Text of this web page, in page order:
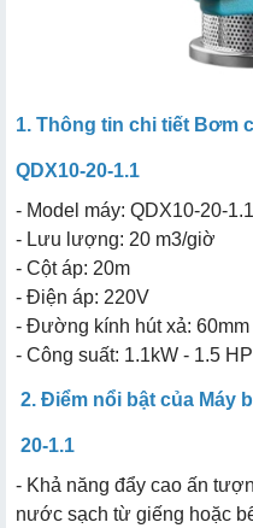
1. Thông tin chi tiết Bơm
QDX10-20-1.1
- Model máy: QDX10-20-1.1
- Lưu lượng: 20 m3/giờ
- Cột áp: 20m
- Điện áp: 220V
- Đường kính hút xả: 60mm
- Công suất: 1.1kW - 1.5 HP
2. Điểm nổi bật của Máy
20-1.1
- Khả năng đẩy cao ấn
nước sạch từ giếng hoặc